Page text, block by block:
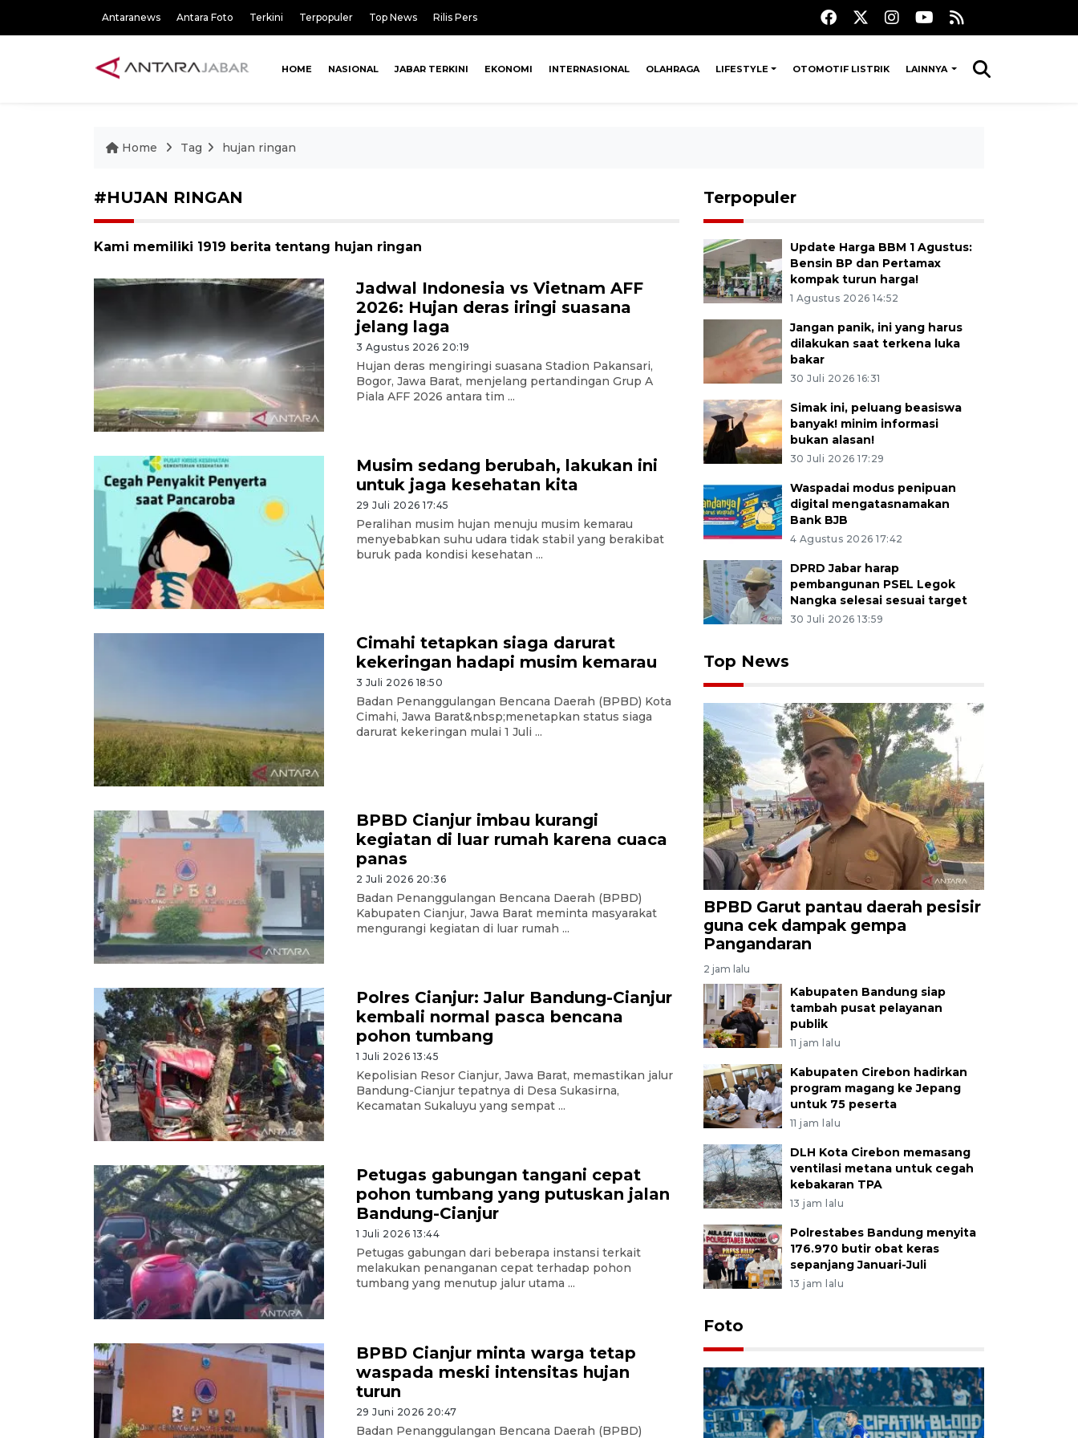
Antaranews Antara Foto Terkini Terpopuler Top News Rilis Pers
HOME NASIONAL JABAR TERKINI EKONOMI INTERNASIONAL OLAHRAGA LIFESTYLE OTOMOTIF LISTRIK LAINNYA
Home Tag hujan ringan
#HUJAN RINGAN
Kami memiliki 1919 berita tentang hujan ringan
Jadwal Indonesia vs Vietnam AFF
2026: Hujan deras iringi suasana
jelang laga
3 Agustus 2026 20:19
Hujan deras mengiringi suasana Stadion Pakansari,
Bogor, Jawa Barat, menjelang pertandingan Grup A
Piala AFF 2026 antara tim ...
Musim sedang berubah, lakukan ini
untuk jaga kesehatan kita
29 Juli 2026 17:45
Peralihan musim hujan menuju musim kemarau
menyebabkan suhu udara tidak stabil yang berakibat
buruk pada kondisi kesehatan ...
Cimahi tetapkan siaga darurat
kekeringan hadapi musim kemarau
3 Juli 2026 18:50
Badan Penanggulangan Bencana Daerah (BPBD) Kota
Cimahi, Jawa Barat&nbsp;menetapkan status siaga
darurat kekeringan mulai 1 Juli ...
BPBD Cianjur imbau kurangi
kegiatan di luar rumah karena cuaca
panas
2 Juli 2026 20:36
Badan Penanggulangan Bencana Daerah (BPBD)
Kabupaten Cianjur, Jawa Barat meminta masyarakat
mengurangi kegiatan di luar rumah ...
Polres Cianjur: Jalur Bandung-Cianjur
kembali normal pasca bencana
pohon tumbang
1 Juli 2026 13:45
Kepolisian Resor Cianjur, Jawa Barat, memastikan jalur
Bandung-Cianjur tepatnya di Desa Sukasirna,
Kecamatan Sukaluyu yang sempat ...
Petugas gabungan tangani cepat
pohon tumbang yang putuskan jalan
Bandung-Cianjur
1 Juli 2026 13:44
Petugas gabungan dari beberapa instansi terkait
melakukan penanganan cepat terhadap pohon
tumbang yang menutup jalur utama ...
BPBD Cianjur minta warga tetap
waspada meski intensitas hujan
turun
29 Juni 2026 20:47
Badan Penanggulangan Bencana Daerah (BPBD)
Terpopuler
Update Harga BBM 1 Agustus:
Bensin BP dan Pertamax
kompak turun harga!
1 Agustus 2026 14:52
Jangan panik, ini yang harus
dilakukan saat terkena luka
bakar
30 Juli 2026 16:31
Simak ini, peluang beasiswa
banyak! minim informasi
bukan alasan!
30 Juli 2026 17:29
Waspadai modus penipuan
digital mengatasnamakan
Bank BJB
4 Agustus 2026 17:42
DPRD Jabar harap
pembangunan PSEL Legok
Nangka selesai sesuai target
30 Juli 2026 13:59
Top News
BPBD Garut pantau daerah pesisir
guna cek dampak gempa
Pangandaran
2 jam lalu
Kabupaten Bandung siap
tambah pusat pelayanan
publik
11 jam lalu
Kabupaten Cirebon hadirkan
program magang ke Jepang
untuk 75 peserta
11 jam lalu
DLH Kota Cirebon memasang
ventilasi metana untuk cegah
kebakaran TPA
13 jam lalu
Polrestabes Bandung menyita
176.970 butir obat keras
sepanjang Januari-Juli
13 jam lalu
Foto